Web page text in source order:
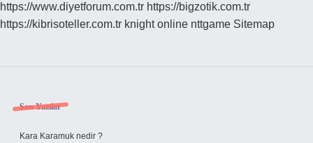
https://www.diyetforum.com.tr https://bigzotik.com.tr
https://kibrisoteller.com.tr knight online nttgame Sitemap
Sidebar
Son Yazılar
Kara Karamuk nedir ?